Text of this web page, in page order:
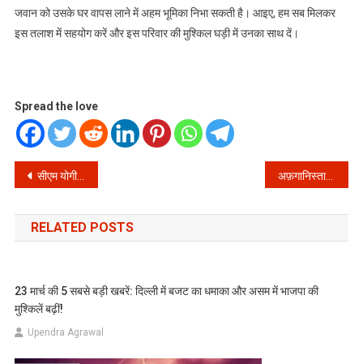
जवान को उसके घर वापस लाने में अहम भूमिका निभा सकती है। आइए, हम सब मिलकर
इस तलाश में सहयोग करें और इस परिवार की मुश्किल घड़ी में उनका साथ दें।
Spread the love
Post
navigation
सीएम योगी का अखिलेश पर ‘राम भक्त’ वार: क्या है इस सियासी तंज का मतलब? अफ़गानिस्तान क्रिकेट पर दुखों का पहाड़: 39वें जन्मदिन से ठीक पहले शपूर ज़द्रान का दुखद निधन, एक दुर्लभ बीमारी बनी वजह!
RELATED POSTS
23 मार्च की 5 सबसे बड़ी खबरें: दिल्ली में बजट का धमाका और असम में भाजपा की
मुश्किलें बढ़ीं!
Upendra Agrawal